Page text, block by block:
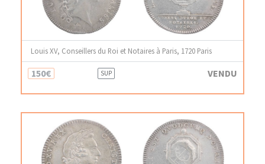
Louis XV, Conseillers du Roi et Notaires à Paris, 1720 Paris
150€ SUP VENDU